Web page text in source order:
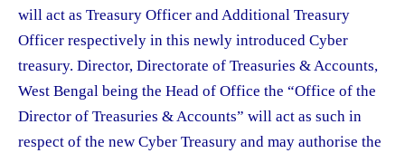
will act as Treasury Officer and Additional Treasury
Officer respectively in this newly introduced Cyber
treasury. Director, Directorate of Treasuries & Accounts,
West Bengal being the Head of Office the “Office of the
Director of Treasuries & Accounts” will act as such in
respect of the new Cyber Treasury and may authorise the